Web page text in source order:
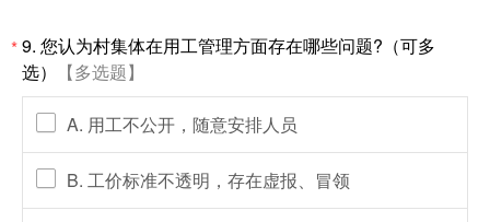
*9. 您认为村集体在用工管理方面存在哪些问题?（可多
选）
【多选题】
A. 用工不公开，随意安排人员
B. 工价标准不透明，存在虚报、冒领